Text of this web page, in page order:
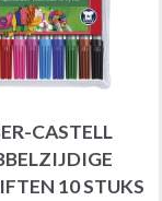
CASTELL
10 STUKS